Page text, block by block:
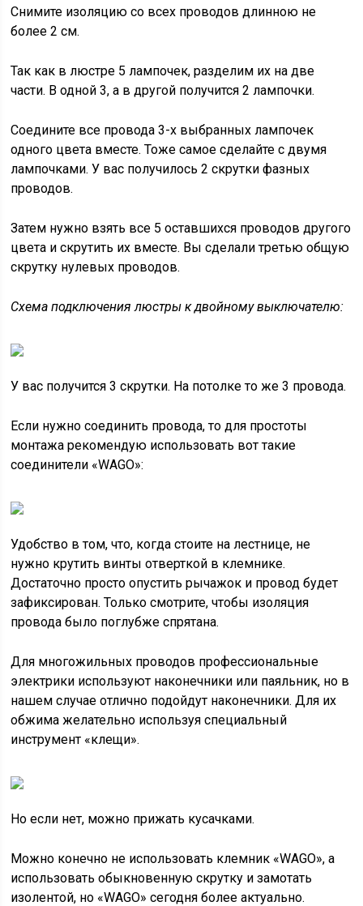
Снимите изоляцию со всех проводов длинною не
более 2 см.
Так как в люстре 5 лампочек, разделим их на две
части. В одной 3, а в другой получится 2 лампочки.
Соедините все провода 3-х выбранных лампочек
одного цвета вместе. Тоже самое сделайте с двумя
лампочками. У вас получилось 2 скрутки фазных
проводов.
Затем нужно взять все 5 оставшихся проводов другого
цвета и скрутить их вместе. Вы сделали третью общую
скрутку нулевых проводов.
Схема подключения люстры к двойному выключателю:
У вас получится 3 скрутки. На потолке то же 3 провода.
Если нужно соединить провода, то для простоты
монтажа рекомендую использовать вот такие
соединители «WAGO»:
Удобство в том, что, когда стоите на лестнице, не
нужно крутить винты отверткой в клемнике.
Достаточно просто опустить рычажок и провод будет
зафиксирован. Только смотрите, чтобы изоляция
провода было поглубже спрятана.
Для многожильных проводов профессиональные
электрики используют наконечники или паяльник, но в
нашем случае отлично подойдут наконечники. Для их
обжима желательно используя специальный
инструмент «клещи».
Но если нет, можно прижать кусачками.
Можно конечно не использовать клемник «WAGO», а
использовать обыкновенную скрутку и замотать
изолентой, но «WAGO» сегодня более актуально.